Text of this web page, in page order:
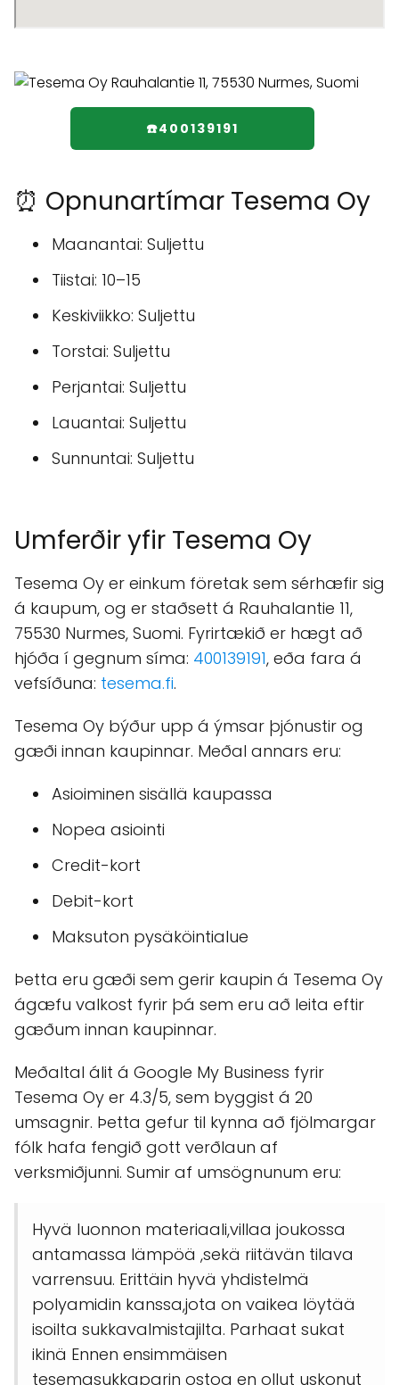
☎️400139191
⏰ Opnunartímar Tesema Oy
Maanantai: Suljettu
Tiistai: 10–15
Keskiviikko: Suljettu
Torstai: Suljettu
Perjantai: Suljettu
Lauantai: Suljettu
Sunnuntai: Suljettu
Umferðir yfir Tesema Oy
Tesema Oy er einkum företak sem sérhæfir sig
á kaupum, og er staðsett á Rauhalantie 11,
75530 Nurmes, Suomi. Fyrirtækið er hægt að
hjóða í gegnum síma: 400139191, eða fara á
vefsíðuna: tesema.fi.
Tesema Oy býður upp á ýmsar þjónustir og
gæði innan kaupinnar. Meðal annars eru:
Asioiminen sisällä kaupassa
Nopea asiointi
Credit-kort
Debit-kort
Maksuton pysäköintialue
Þetta eru gæði sem gerir kaupin á Tesema Oy
ágæfu valkost fyrir þá sem eru að leita eftir
gæðum innan kaupinnar.
Meðaltal álit á Google My Business fyrir
Tesema Oy er 4.3/5, sem byggist á 20
umsagnir. Þetta gefur til kynna að fjölmargar
fólk hafa fengið gott verðlaun af
verksmiðjunni. Sumir af umsögnunum eru:
Hyvä luonnon materiaali,villaa joukossa
antamassa lämpöä ,sekä riitävän tilava
varrensuu. Erittäin hyvä yhdistelmä
polyamidin kanssa,jota on vaikea löytää
isoilta sukkavalmistajilta. Parhaat sukat
ikinä Ennen ensimmäisen
tesemasukkaparin ostoa en ollut uskonut